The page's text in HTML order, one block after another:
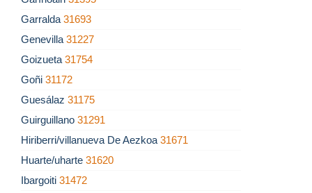
Garralda 31693
Genevilla 31227
Goizueta 31754
Goñi 31172
Guesálaz 31175
Guirguillano 31291
Hiriberri/villanueva De Aezkoa 31671
Huarte/uharte 31620
Ibargoiti 31472